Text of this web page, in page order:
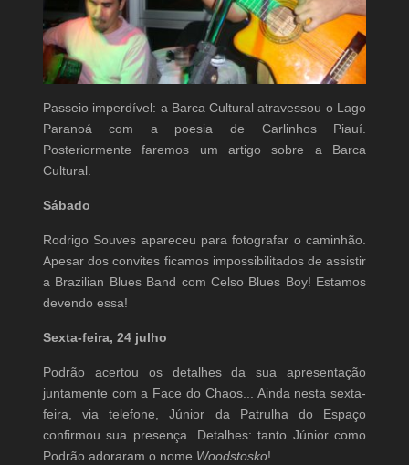
Passeio imperdível: a Barca Cultural atravessou o Lago
Paranoá com a poesia de Carlinhos Piauí.
Posteriormente faremos um artigo sobre a Barca
Cultural.
Sábado
Rodrigo Souves apareceu para fotografar o caminhão.
Apesar dos convites ficamos impossibilitados de assistir
a Brazilian Blues Band com Celso Blues Boy! Estamos
devendo essa!
Sexta-feira, 24 julho
Podrão acertou os detalhes da sua apresentação
juntamente com a Face do Chaos... Ainda nesta sexta-
feira, via telefone, Júnior da Patrulha do Espaço
confirmou sua presença. Detalhes: tanto Júnior como
Podrão adoraram o nome Woodstosko!